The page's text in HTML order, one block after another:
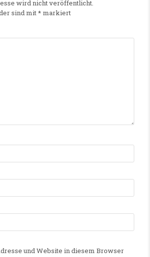
wird nicht veröffentlicht.
sind mit* markiert
und Website in diesem Browser